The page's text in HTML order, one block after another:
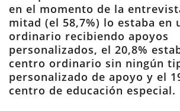
en el momento de la
mitad (el 58,7%) lo estaba en
ordinario recibiendo apoyos
personalizados, el 20,8%
centro ordinario sin ningún
personalizado de apoyo y el
centro de educación especial.